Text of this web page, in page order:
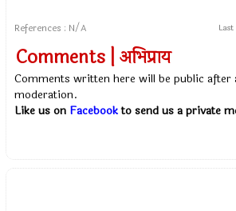
References : N/A
Comments | अभिप्राय
Comments written here will be public after
moderation.
Like us on Facebookto send us a private